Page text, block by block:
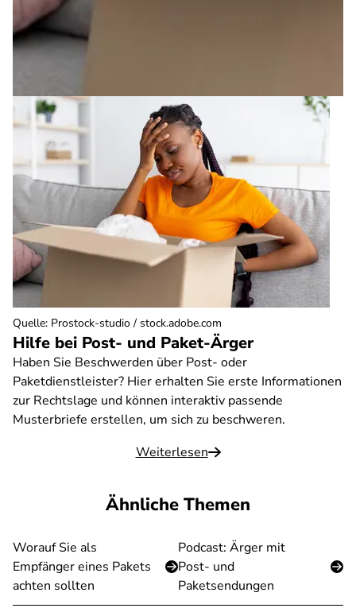
Hilfe bei Post- und Paket-Ärger
Haben Sie Beschwerden über Post- oder
Paketdienstleister? Hier erhalten Sie erste Informationen
zur Rechtslage und können interaktiv passende
Musterbriefe erstellen, um sich zu beschweren.
Weiterlesen
Quelle: Prostock-studio / stock.adobe.com
Ähnliche Themen
Worauf Sie als
Empfänger eines Pakets
achten sollten
Podcast: Ärger mit
Post- und
Paketsendungen